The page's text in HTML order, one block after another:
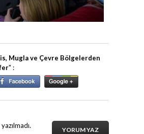
Mugla ve Çevre Bölgelerden
" :
YORUM YAZ